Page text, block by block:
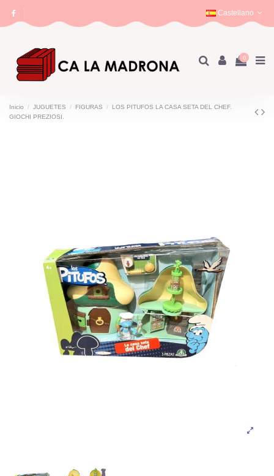
Castellano
0
Inicio JUGUETES FIGURAS
LOS PITUFOS LA CASA SETA DEL CHEF.
GIOCHI PREZIOSI.